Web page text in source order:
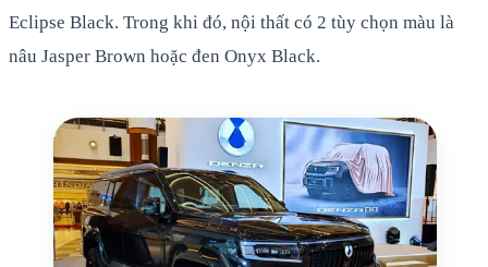
Eclipse Black. Trong khi đó, nội thất có 2 tùy chọn màu là
nâu Jasper Brown hoặc đen Onyx Black.